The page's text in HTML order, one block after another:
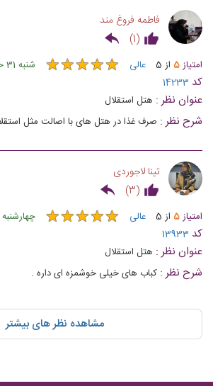
فاطمه فروغ مند
(
1
)
امتیاز5 از 5 عالی ★★★★★
★★★★★ شنبه 31 خرداد 1399
کد 14233
عنوان نظر : هتل استقلال
شرح نظر : صرف غذا در هتل های با اصالت مثل
تینا لاجوردی
(
3
)
امتیاز5 از 5 عالی ★★★★★
★★★★★ چهارشنبه 28 خرداد 1399
کد 13933
عنوان نظر : هتل استقلال
شرح نظر : کباب های خیلی خوشمزه ای داره .
مشاهده نظر های بیشتر